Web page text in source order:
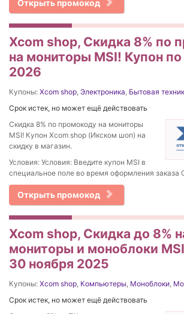
Открыть промокод
Xcom shop, Скидка 8% по
на мониторы MSI! Купон по
2026
Купоны: Xcom shop Электроника Бытовая
Срок истек, но может ещё действовать
Скидка 8% по промокоду на мониторы
MSI! Купон Xcom shop (Икском шоп) на
скидку в магазин.
Условия: Условия: Введите купон MSI в
специальное поле во время оформления
Открыть промокод
Xcom shop, Скидка до 8%
мониторы и моноблоки
30 ноября 2025
Купоны: Xcom shop Компьютеры Моноблоки
Срок истек, но может ещё действовать